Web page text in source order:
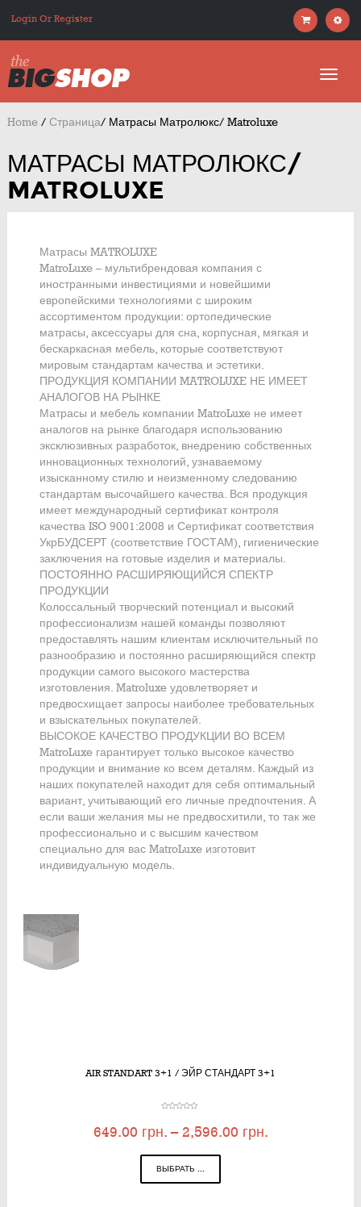
Login Or Register
Home / Страница/ Матрасы Матролюкс/ Matroluxe
МАТРАСЫ МАТРОЛЮКС/
MATROLUXE
Матрасы MATROLUXE
MatroLuxe – мультибрендовая компания с
иностранными инвестициями и новейшими
европейскими технологиями с широким
ассортиментом продукции: ортопедические
матрасы, аксессуары для сна, корпусная, мягкая и
бескаркасная мебель, которые соответствуют
мировым стандартам качества и эстетики.
ПРОДУКЦИЯ КОМПАНИИ MATROLUXE НЕ ИМЕЕТ
АНАЛОГОВ НА РЫНКЕ
Матрасы и мебель компании MatroLuxe не имеет
аналогов на рынке благодаря использованию
эксклюзивных разработок, внедрению собственных
инновационных технологий, узнаваемому
изысканному стилю и неизменному следованию
стандартам высочайшего качества. Вся продукция
имеет международный сертификат контроля
качества ISO 9001:2008 и Сертификат соответствия
УкрБУДСЕРТ (соответствие ГОСТАМ), гигиенические
заключения на готовые изделия и материалы.
ПОСТОЯННО РАСШИРЯЮЩИЙСЯ СПЕКТР
ПРОДУКЦИИ
Колоссальный творческий потенциал и высокий
профессионализм нашей команды позволяют
предоставлять нашим клиентам исключительный по
разнообразию и постоянно расширяющийся спектр
продукции самого высокого мастерства
изготовления. Matroluxe удовлетворяет и
предвосхищает запросы наиболее требовательных
и взыскательных покупателей.
ВЫСОКОЕ КАЧЕСТВО ПРОДУКЦИИ ВО ВСЕМ
MatroLuxe гарантирует только высокое качество
продукции и внимание ко всем деталям. Каждый из
наших покупателей находит для себя оптимальный
вариант, учитывающий его личные предпочтения. А
если ваши желания мы не предвосхитили, то так же
профессионально и с высшим качеством
специально для вас MatroLuxe изготовит
индивидуальную модель.
AIR STANDART 3+1 / ЭЙР СТАНДАРТ 3+1
649.00 грн.– 2,596.00 грн.
ВЫБРАТЬ ...